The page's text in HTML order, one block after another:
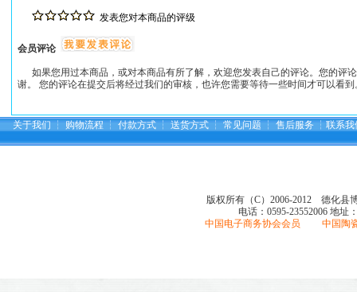
发表您对本商品的评级
会员评论
如果您用过本商品，或对本商品有所了解，欢迎您发表自己的评论。您的评
谢。 您的评论在提交后将经过我们的审核，也许您需要等待一些时间才可以看
关于我们 ┆ 购物流程 ┆ 付款方式 ┆ 送货方式 ┆ 常见问题 ┆ 售后服务 ┆ 联系我
版权所有（C）2006-2012 德化县
电话：0595-23552006 地址
中国电子商务协会会员 中国陶